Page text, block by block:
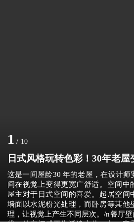
1 / 10
日式风格玩转色彩！30年老
这是一间屋龄30 年的老屋，在设计师
间在视觉上变得更宽广舒适。空间中
屋主对于日式空间的喜爱。起居空间
墙面以水泥粉光处理，而卧房等其他
理，让视觉上产生不同层次。/n餐厅